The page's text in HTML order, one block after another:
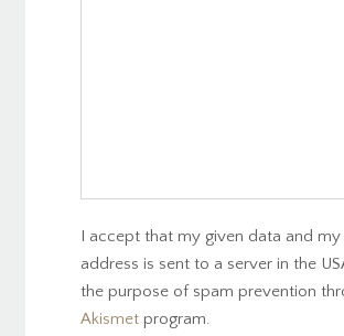
I accept that my given data and my
address is sent to a server in the
the purpose of spam prevention
Akismetprogram.